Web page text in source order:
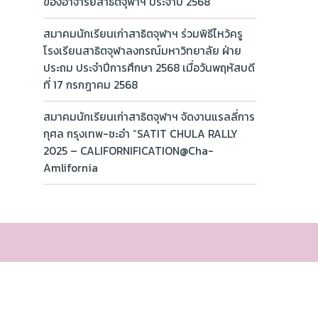
สมาคมนักเรียนเก่าสาธิตจุฬาฯ ร่วมพิธีไหว้ครู
โรงเรียนสาธิตจุฬาลงกรณ์มหาวิทยาลัย ฝ่าย
ประถม ประจำปีการศึกษา 2568 เมื่อวันพฤหัสบดี
ที่ 17 กรกฎาคม 2568
สมาคมนักเรียนเก่าสาธิตจุฬาฯ จัดงานแรลลี่การ
กุศล กรุงเทพ-ชะอำ “SATIT CHULA RALLY
2025 – CALIFORNIFICATION@Cha-
Amlifornia